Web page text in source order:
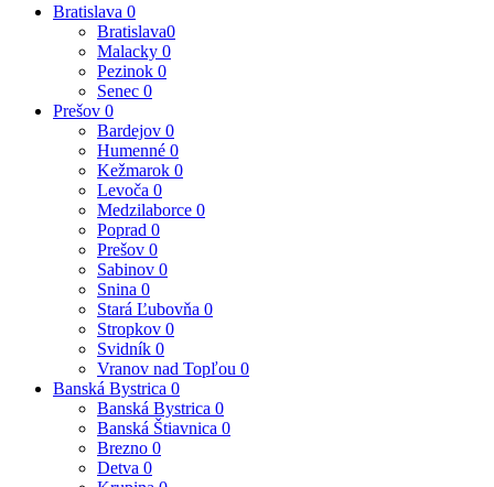
Bratislava 0
Bratislava0
Malacky 0
Pezinok 0
Senec 0
Prešov 0
Bardejov 0
Humenné 0
Kežmarok 0
Levoča 0
Medzilaborce 0
Poprad 0
Prešov 0
Sabinov 0
Snina 0
Stará Ľubovňa 0
Stropkov 0
Svidník 0
Vranov nad Topľou 0
Banská Bystrica 0
Banská Bystrica 0
Banská Štiavnica 0
Brezno 0
Detva 0